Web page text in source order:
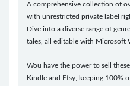
A comprehensive collection of
with unrestricted private label
Dive into a diverse range of
tales, all editable with Microsoft
Wou have the power to sell
Kindle and Etsy, keeping 100%